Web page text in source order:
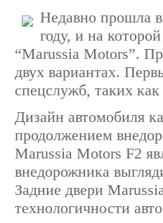
Недавно прошла
году, и на
“Marussia Motors”.
двух вариантах.
спецслужб, таких
Дизайн автомобиля
продолжением
Marussia Motors F2
внедорожника
Задние двери
технологичности